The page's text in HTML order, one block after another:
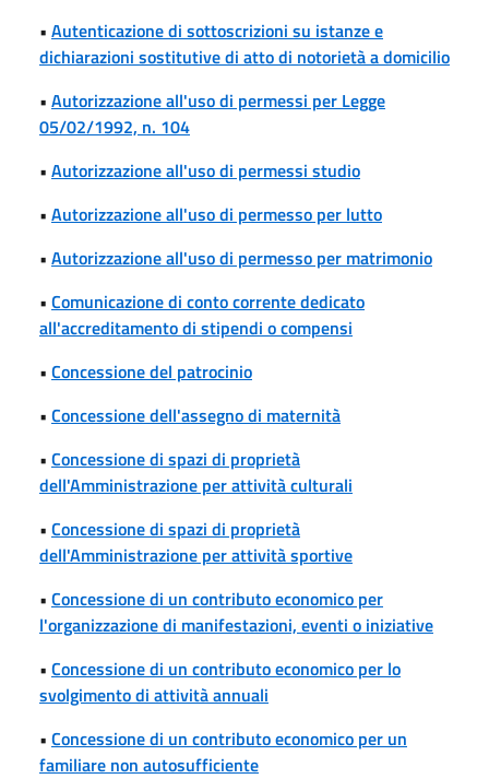
• Autenticazione di sottoscrizioni su istanze e
dichiarazioni sostitutive di atto di notorietà a domicilio
• Autorizzazione all'uso di permessi per Legge
05/02/1992, n. 104
• Autorizzazione all'uso di permessi studio
• Autorizzazione all'uso di permesso per lutto
• Autorizzazione all'uso di permesso per matrimonio
• Comunicazione di conto corrente dedicato
all'accreditamento di stipendi o compensi
• Concessione del patrocinio
• Concessione dell'assegno di maternità
• Concessione di spazi di proprietà
dell'Amministrazione per attività culturali
• Concessione di spazi di proprietà
dell'Amministrazione per attività sportive
• Concessione di un contributo economico per
l'organizzazione di manifestazioni, eventi o iniziative
• Concessione di un contributo economico per lo
svolgimento di attività annuali
• Concessione di un contributo economico per un
familiare non autosufficiente